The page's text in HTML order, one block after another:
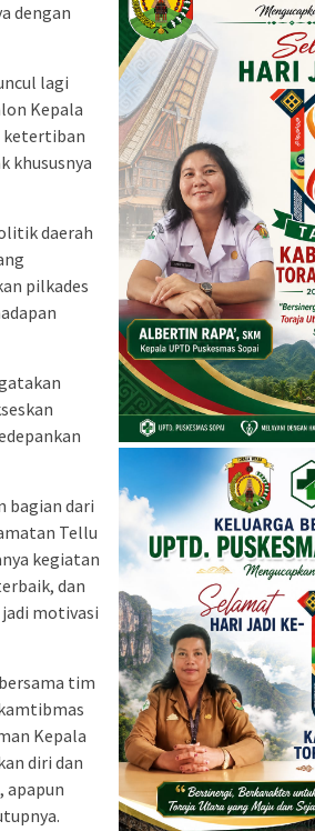
dengan
lagi
Kepala
ketertiban
khususnya
daerah
pilkades
bagian dari
Tellu
kegiatan
dan
jadi motivasi
tim
Kepala
diri dan
apapun